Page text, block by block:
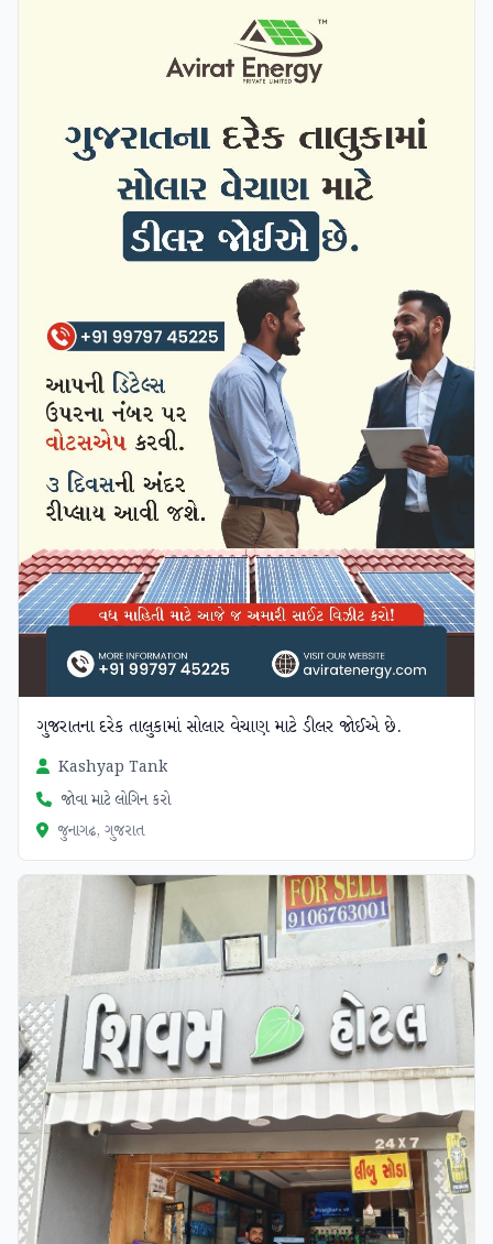
ગુજરાતના દરેક તાલુકામાં સોલાર વેચાણ માટે ડીલર જોઈએ છે.
Kashyap Tank
જોવા માટે લોગિન કરો
જુનાગઢ, ગુજરાત